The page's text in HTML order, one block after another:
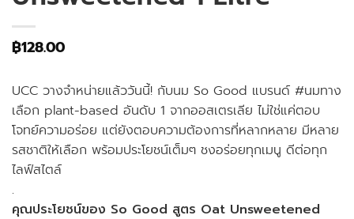
฿128.00
UCC วางจำหน่ายแล้ววันนี้! กับนม So Good แบรนด์ #นมทาง
เลือก plant-based อันดับ 1 จากออสเตรเลีย ไม่ใช่แค่ตอบ
โจทย์ความอร่อย แต่ยังตอบความต้องการที่หลากหลาย มีหลาย
รสชาติให้เลือก พร้อมประโยชน์เต็มๆ ชงอร่อยทุกเมนู ดีต่อทุก
ไลฟ์สไตล์
.
คุณประโยชน์ของ So Good สูตร Oat Unsweetened